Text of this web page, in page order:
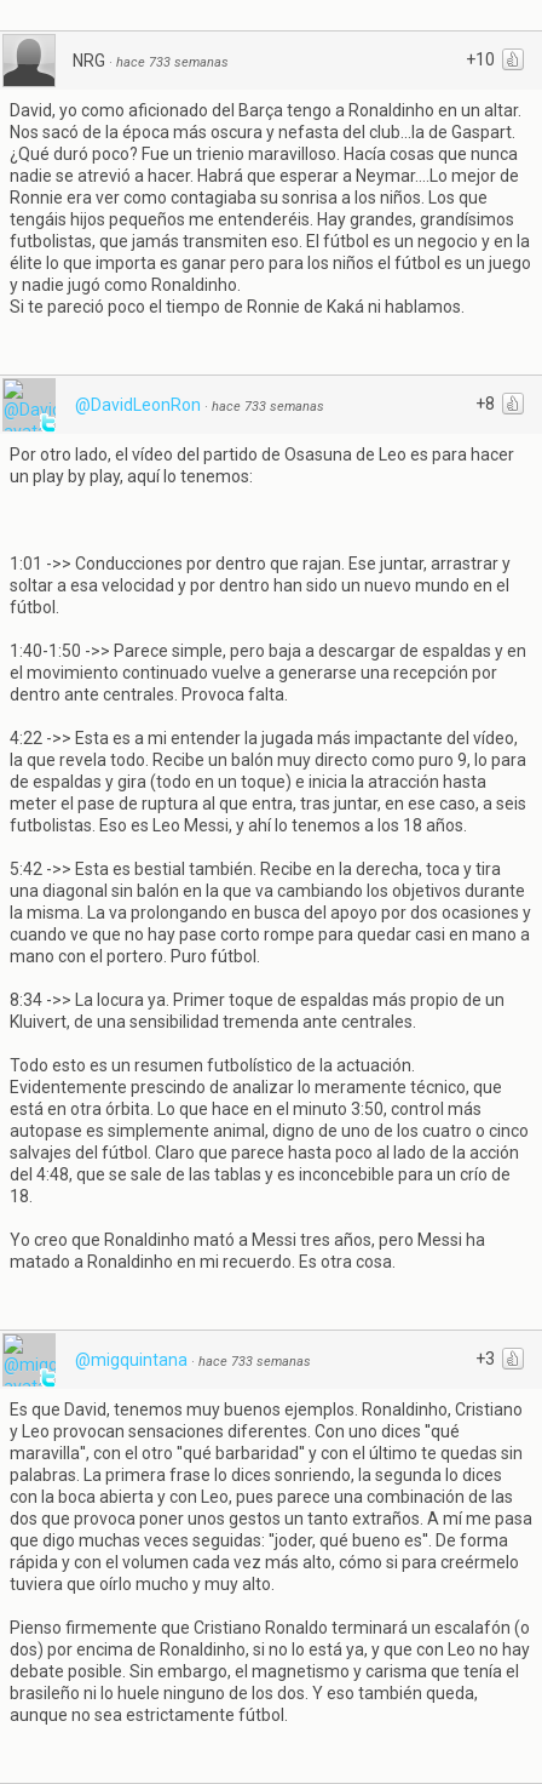
+10
NRG · hace 733 semanas
David, yo como aficionado del Barça tengo a Ronaldinho en un altar.
Nos sacó de la época más oscura y nefasta del club...la de Gaspart.
¿Qué duró poco? Fue un trienio maravilloso. Hacía cosas que nunca
nadie se atrevió a hacer. Habrá que esperar a Neymar....Lo mejor de
Ronnie era ver como contagiaba su sonrisa a los niños. Los que
tengáis hijos pequeños me entenderéis. Hay grandes, grandísimos
futbolistas, que jamás transmiten eso. El fútbol es un negocio y en la
élite lo que importa es ganar pero para los niños el fútbol es un juego
y nadie jugó como Ronaldinho.
Si te pareció poco el tiempo de Ronnie de Kaká ni hablamos.
+8
@DavidLeonRon · hace 733 semanas
Por otro lado, el vídeo del partido de Osasuna de Leo es para hacer
un play by play, aquí lo tenemos:
1:01 ->> Conducciones por dentro que rajan. Ese juntar, arrastrar y
soltar a esa velocidad y por dentro han sido un nuevo mundo en el
fútbol.
1:40-1:50 ->> Parece simple, pero baja a descargar de espaldas y en
el movimiento continuado vuelve a generarse una recepción por
dentro ante centrales. Provoca falta.
4:22 ->> Esta es a mi entender la jugada más impactante del vídeo,
la que revela todo. Recibe un balón muy directo como puro 9, lo para
de espaldas y gira (todo en un toque) e inicia la atracción hasta
meter el pase de ruptura al que entra, tras juntar, en ese caso, a seis
futbolistas. Eso es Leo Messi, y ahí lo tenemos a los 18 años.
5:42 ->> Esta es bestial también. Recibe en la derecha, toca y tira
una diagonal sin balón en la que va cambiando los objetivos durante
la misma. La va prolongando en busca del apoyo por dos ocasiones y
cuando ve que no hay pase corto rompe para quedar casi en mano a
mano con el portero. Puro fútbol.
8:34 ->> La locura ya. Primer toque de espaldas más propio de un
Kluivert, de una sensibilidad tremenda ante centrales.
Todo esto es un resumen futbolístico de la actuación.
Evidentemente prescindo de analizar lo meramente técnico, que
está en otra órbita. Lo que hace en el minuto 3:50, control más
autopase es simplemente animal, digno de uno de los cuatro o cinco
salvajes del fútbol. Claro que parece hasta poco al lado de la acción
del 4:48, que se sale de las tablas y es inconcebible para un crío de
18.
Yo creo que Ronaldinho mató a Messi tres años, pero Messi ha
matado a Ronaldinho en mi recuerdo. Es otra cosa.
+3
@migquintana · hace 733 semanas
Es que David, tenemos muy buenos ejemplos. Ronaldinho, Cristiano
y Leo provocan sensaciones diferentes. Con uno dices ''qué
maravilla'', con el otro ''qué barbaridad'' y con el último te quedas sin
palabras. La primera frase lo dices sonriendo, la segunda lo dices
con la boca abierta y con Leo, pues parece una combinación de las
dos que provoca poner unos gestos un tanto extraños. A mí me pasa
que digo muchas veces seguidas: ''joder, qué bueno es''. De forma
rápida y con el volumen cada vez más alto, cómo si para creérmelo
tuviera que oírlo mucho y muy alto.
Pienso firmemente que Cristiano Ronaldo terminará un escalafón (o
dos) por encima de Ronaldinho, si no lo está ya, y que con Leo no hay
debate posible. Sin embargo, el magnetismo y carisma que tenía el
brasileño ni lo huele ninguno de los dos. Y eso también queda,
aunque no sea estrictamente fútbol.